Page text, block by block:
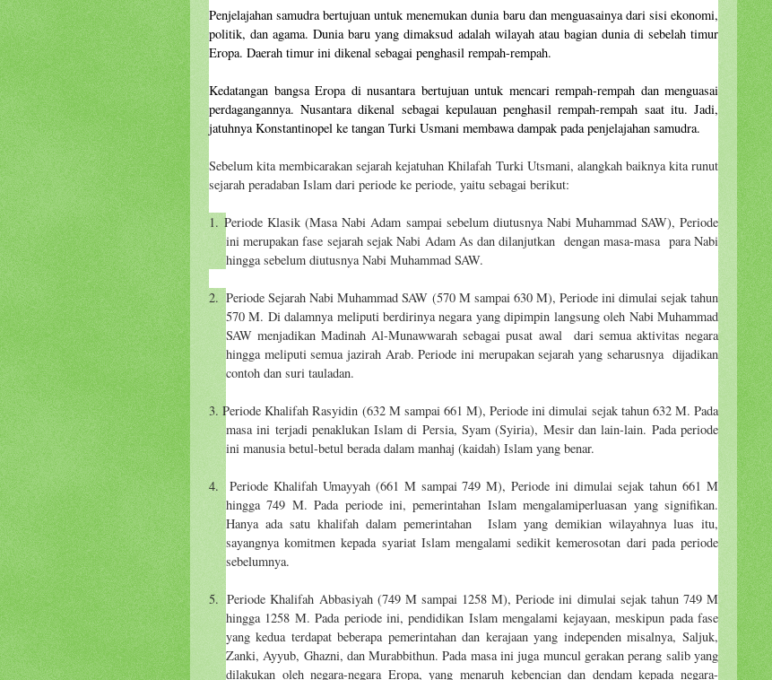
Penjelajahan samudra bertujuan untuk menemukan dunia baru dan menguasainya dari sisi ekonomi,
politik, dan agama. Dunia baru yang dimaksud adalah wilayah atau bagian dunia di sebelah timur
Eropa. Daerah timur ini dikenal sebagai penghasil rempah-rempah.
Kedatangan bangsa Eropa di nusantara bertujuan untuk mencari rempah-rempah dan menguasai
perdagangannya. Nusantara dikenal sebagai kepulauan penghasil rempah-rempah saat itu. Jadi,
jatuhnya Konstantinopel ke tangan Turki Usmani membawa dampak pada penjelajahan samudra.
Sebelum kita membicarakan sejarah kejatuhan Khilafah Turki Utsmani, alangkah baiknya kita runut
sejarah peradaban Islam dari periode ke periode, yaitu sebagai berikut:
1. Periode Klasik (Masa Nabi Adam sampai sebelum diutusnya Nabi Muhammad SAW), Periode
ini merupakan fase sejarah sejak Nabi Adam As dan dilanjutkan dengan masa-masa para Nabi
hingga sebelum diutusnya Nabi Muhammad SAW.
2. Periode Sejarah Nabi Muhammad SAW (570 M sampai 630 M), Periode ini dimulai sejak tahun
570 M. Di dalamnya meliputi berdirinya negara yang dipimpin langsung oleh Nabi Muhammad
SAW menjadikan Madinah Al-Munawwarah sebagai pusat awal
dari semua aktivitas negara
hingga meliputi semua jazirah Arab. Periode ini merupakan sejarah yang seharusnya dijadikan
contoh dan suri tauladan.
3. Periode Khalifah Rasyidin (632 M sampai 661 M), Periode ini dimulai sejak tahun 632 M. Pada
masa ini terjadi penaklukan Islam di Persia, Syam(Syiria), Mesir dan lain-lain. Pada periode
ini manusia betul-betul berada dalam manhaj (kaidah) Islam yang benar.
4.
Periode Khalifah Umayyah (661 M sampai 749 M), Periode ini dimulai sejak tahun 661 M
hingga 749 M. Pada periode ini, pemerintahan Islam mengalamiperluasan yang signifikan.
Hanya ada satu khalifah dalam pemerintahan
Islam yang demikian wilayahnya luas itu,
sayangnya komitmen kepada syariat Islam mengalami sedikit kemerosotan dari pada periode
sebelumnya.
5. Periode Khalifah Abbasiyah (749 M sampai 1258 M), Periode ini dimulai sejak tahun 749 M
hingga 1258 M. Pada periode ini, pendidikan Islam mengalami kejayaan, meskipun pada fase
yang kedua terdapat beberapa pemerintahan dan kerajaan yang independen misalnya, Saljuk,
Zanki, Ayyub, Ghazni, dan Murabbithun. Pada masa ini juga muncul gerakan perang salib yang
dilakukan oleh negara-negara Eropa, yang menaruh kebencian dan dendam kepada negara-